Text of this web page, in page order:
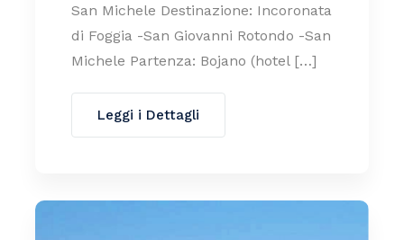
San Michele Destinazione: Incoronata
di Foggia -San Giovanni Rotondo -San
Michele Partenza: Bojano (hotel […]
Leggi i Dettagli